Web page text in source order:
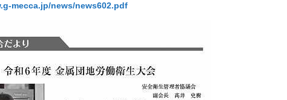
mecca.jp/news/news602.pdf